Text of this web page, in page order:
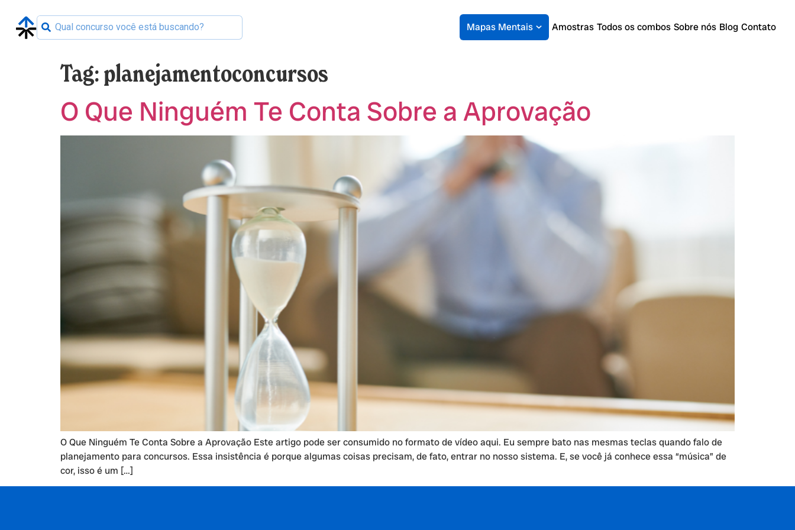
Mapas Mentais Amostras Todos os combos Sobre nós Blog Contato
Tag:planejamentoconcursos
O Que Ninguém Te Conta Sobre a Aprovação
O Que Ninguém Te Conta Sobre a Aprovação Este artigo pode ser consumido no formato de vídeo aqui. Eu sempre bato nas mesmas teclas quando falo de
planejamento para concursos. Essa insistência é porque algumas coisas precisam, de fato, entrar no nosso sistema. E, se você já conhece essa “música” de
cor, isso é um […]